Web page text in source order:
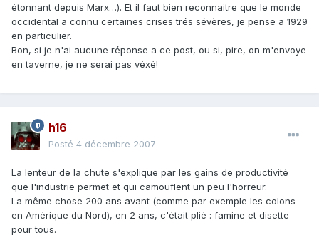
étonnant depuis Marx…). Et il faut bien reconnaitre que le monde
occidental a connu certaines crises trés sévères, je pense a 1929
en particulier.
Bon, si je n'ai aucune réponse a ce post, ou si, pire, on m'envoye
en taverne, je ne serai pas véxé!
h16
Posté 4 décembre 2007
La lenteur de la chute s'explique par les gains de productivité
que l'industrie permet et qui camouflent un peu l'horreur.
La même chose 200 ans avant (comme par exemple les colons
en Amérique du Nord), en 2 ans, c'était plié : famine et disette
pour tous.